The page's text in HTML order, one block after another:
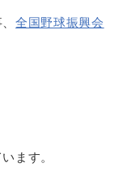
、全国野球振興会
ます。